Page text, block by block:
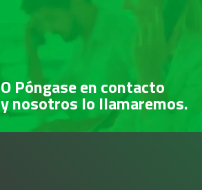
O Póngase en contacto
y nosotros lo llamaremos.